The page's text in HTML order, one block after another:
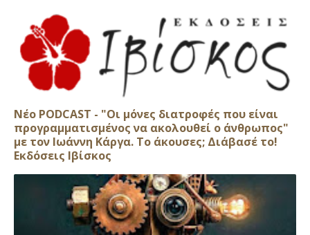
Νέο PODCAST - "Οι μόνες διατροφές που είναι
προγραμματισμένος να ακολουθεί ο άνθρωπος"
με τον Ιωάννη Κάργα. Το άκουσες; Διάβασέ το!
Εκδόσεις Ιβίσκος